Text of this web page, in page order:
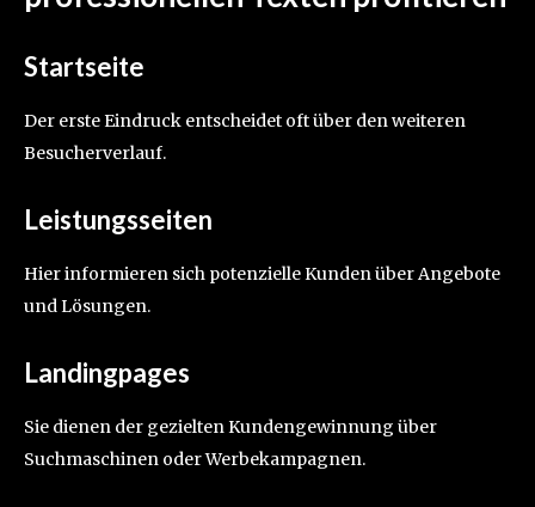
Startseite
Der erste Eindruck entscheidet oft über den weiteren
Besucherverlauf.
Leistungsseiten
Hier informieren sich potenzielle Kunden über Angebote
und Lösungen.
Landingpages
Sie dienen der gezielten Kundengewinnung über
Suchmaschinen oder Werbekampagnen.